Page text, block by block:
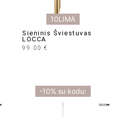
10LIMA
Sieninis Šviestuvas
LOCCA
99.00€
-10% su kodu: